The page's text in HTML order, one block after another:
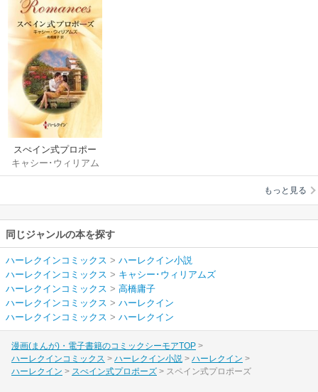
スぺイン式プロポー
ズ
キャシー･ウィリアム
ズ/高橋庸子
もっと見る
同じジャンルの本を探す
ハーレクインコミックス > ハーレクイン小説
ハーレクインコミックス > キャシー･ウィリアムズ
ハーレクインコミックス > 高橋庸子
ハーレクインコミックス > ハーレクイン
ハーレクインコミックス > ハーレクイン
漫画(まんが)・電子書籍のコミックシーモアTOP
ハーレクインコミックス
ハーレクイン小説
ハーレクイン
ハーレクイン
スぺイン式プロポーズ スペイン式プロポーズ